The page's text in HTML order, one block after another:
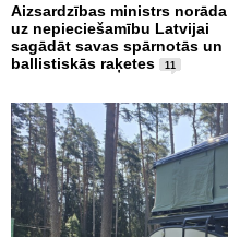
Aizsardzības ministrs norāda
uz nepieciešamību Latvijai
sagādāt savas spārnotās un
ballistiskās raķetes
11